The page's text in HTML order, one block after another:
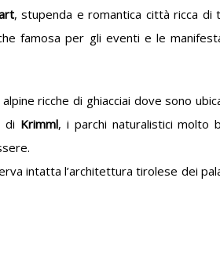
, stupenda e romantica città ricca di
famosa per gli eventi e le
ricche di ghiacciai dove sono
di Krimml, i parchi naturalistici molto
intatta l’architettura tirolese dei